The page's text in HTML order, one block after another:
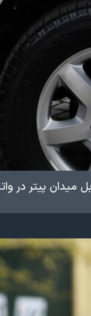
پیتر در